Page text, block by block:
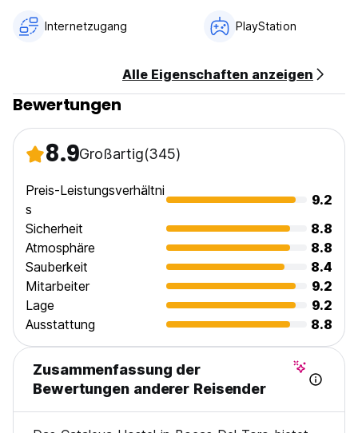
Schauen Sie sich vor 10:00 Uhr an.
Empfangsstunden 8:00 bis 18:00 Uhr
Keine Kinder erlauben
Raucherbereich (Auto-translated from original language)
Internetzugang PlayStation
Alle Eigenschaften anzeigen
Bewertungen
8.9Großartig(345)
Preis-Leistungsverhältni
s
9.2
Sicherheit
8.8
Atmosphäre
8.8
Sauberkeit
8.4
Mitarbeiter
9.2
Lage
9.2
Ausstattung
8.8
Zusammenfassung der
Bewertungen anderer Reisender